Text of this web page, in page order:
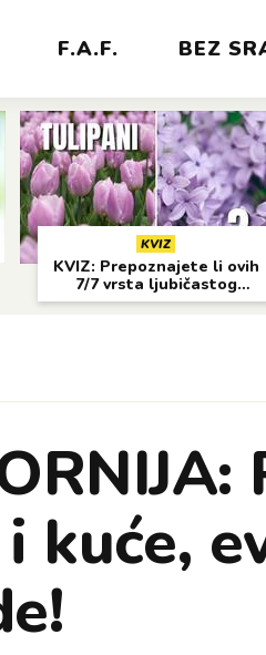
F.A.F. BEZ
KVIZ
KVIZ: Prepoznajete li ovih
7/7 vrsta ljubičastog
cvijeća?
kuće,